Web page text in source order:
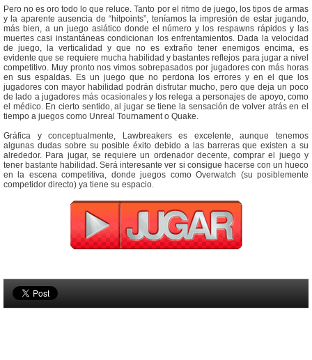
Pero no es oro todo lo que reluce. Tanto por el ritmo de juego, los tipos de armas
y la aparente ausencia de “hitpoints”, teníamos la impresión de estar jugando,
más bien, a un juego asiático donde el número y los respawns rápidos y las
muertes casi instantáneas condicionan los enfrentamientos. Dada la velocidad
de juego, la verticalidad y que no es extraño tener enemigos encima, es
evidente que se requiere mucha habilidad y bastantes reflejos para jugar a nivel
competitivo. Muy pronto nos vimos sobrepasados por jugadores con más horas
en sus espaldas. Es un juego que no perdona los errores y en el que los
jugadores con mayor habilidad podrán disfrutar mucho, pero que deja un poco
de lado a jugadores más ocasionales y los relega a personajes de apoyo, como
el médico. En cierto sentido, al jugar se tiene la sensación de volver atrás en el
tiempo a juegos como Unreal Tournament o Quake.
Gráfica y conceptualmente, Lawbreakers es excelente, aunque tenemos
algunas dudas sobre su posible éxito debido a las barreras que existen a su
alrededor. Para jugar, se requiere un ordenador decente, comprar el juego y
tener bastante habilidad. Será interesante ver si consigue hacerse con un hueco
en la escena competitiva, donde juegos como Overwatch (su posiblemente
competidor directo) ya tiene su espacio.